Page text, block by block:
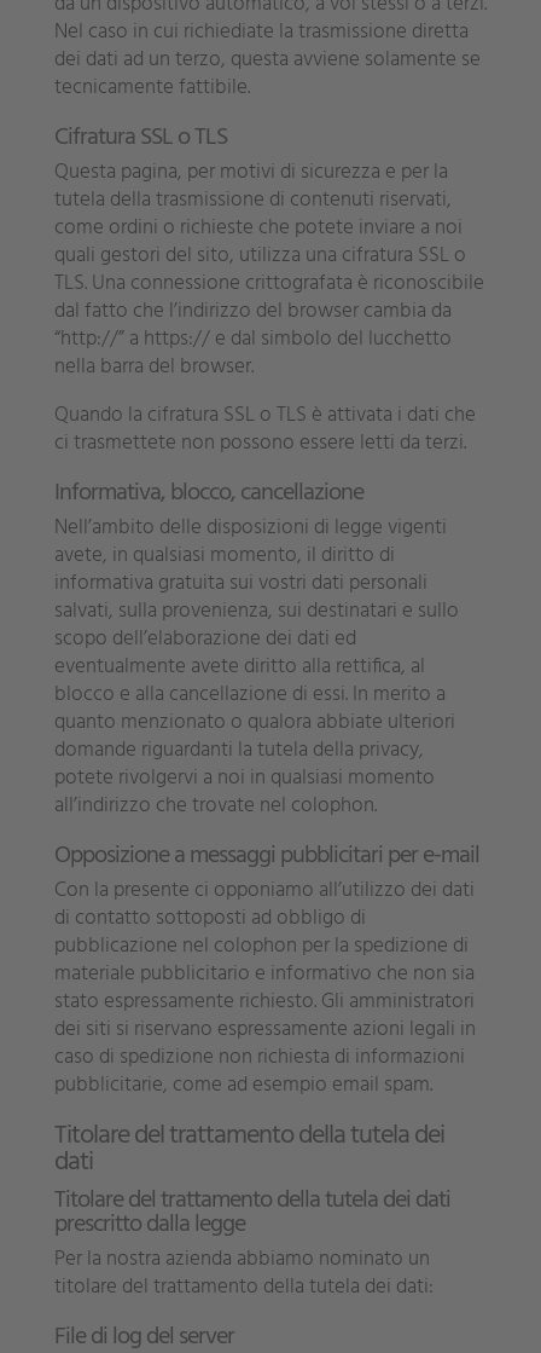
Nel caso in cui richiediate la trasmissione diretta
dei dati ad un terzo, questa avviene solamente se
tecnicamente fattibile.
Cifratura SSL o TLS
Questa pagina, per motivi di sicurezza e per la
tutela della trasmissione di contenuti riservati,
come ordini o richieste che potete inviare a noi
quali gestori del sito, utilizza una cifratura SSL o
TLS. Una connessione crittografata è riconoscibile
dal fatto che l’indirizzo del browser cambia da
“http://” a https:// e dal simbolo del lucchetto
nella barra del browser.
Quando la cifratura SSL o TLS è attivata i dati che
ci trasmettete non possono essere letti da terzi.
Informativa, blocco, cancellazione
Nell’ambito delle disposizioni di legge vigenti
avete, in qualsiasi momento, il diritto di
informativa gratuita sui vostri dati personali
salvati, sulla provenienza, sui destinatari e sullo
scopo dell’elaborazione dei dati ed
eventualmente avete diritto alla rettifica, al
blocco e alla cancellazione di essi. In merito a
quanto menzionato o qualora abbiate ulteriori
domande riguardanti la tutela della privacy,
potete rivolgervi a noi in qualsiasi momento
all’indirizzo che trovate nel colophon.
Opposizione a messaggi pubblicitari per e-mail
Con la presente ci opponiamo all’utilizzo dei dati
di contatto sottoposti ad obbligo di
pubblicazione nel colophon per la spedizione di
materiale pubblicitario e informativo che non sia
stato espressamente richiesto. Gli amministratori
dei siti si riservano espressamente azioni legali in
caso di spedizione non richiesta di informazioni
pubblicitarie, come ad esempio email spam.
Titolare del trattamento della tutela dei
dati
Titolare del trattamento della tutela dei dati
prescritto dalla legge
Per la nostra azienda abbiamo nominato un
titolare del trattamento della tutela dei dati:
File di log del server